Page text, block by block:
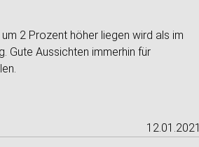
2 Prozent höher liegen wird als im
Gute Aussichten immerhin für
12.01.2021